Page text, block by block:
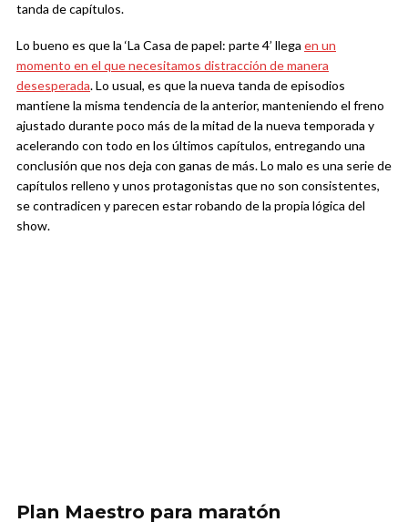
tanda de capítulos.
Lo bueno es que la ‘La Casa de papel: parte 4’ llega en un
momento en el que necesitamos distracción de manera
desesperada. Lo usual, es que la nueva tanda de episodios
mantiene la misma tendencia de la anterior, manteniendo el freno
ajustado durante poco más de la mitad de la nueva temporada y
acelerando con todo en los últimos capítulos, entregando una
conclusión que nos deja con ganas de más. Lo malo es una serie de
capítulos relleno y unos protagonistas que no son consistentes,
se contradicen y parecen estar robando de la propia lógica del
show.
Plan Maestro para maratón